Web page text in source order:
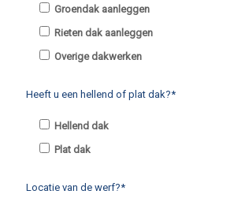
Groendak aanleggen
Rieten dak aanleggen
Overige dakwerken
Heeft u een hellend of plat dak?*
Hellend dak
Plat dak
Locatie van de werf?*